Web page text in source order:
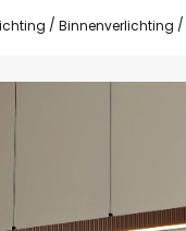
Binnenverlichting